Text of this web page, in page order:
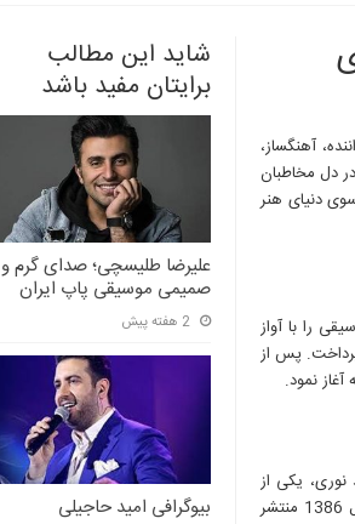
شاید این مطالب
برایتان مفید باشد
علیرضا طلیسچی؛ صدای گرم و
صمیمی موسیقی پاپ ایران
2 هفته پیش
بیوگرافی امید حاجیلی
آهنگساز،
دل مخاطبان
دنیای هنر
متولد شد. او از سن 7 سالگی موسیقی را با آواز
گیتار پرداخت. پس از
نمود.
یکی از
اساتید موسیقی ایران، آموزش دید. اولین تک‌آهنگ او با نام “فقط برو” در سال 1386 منتشر